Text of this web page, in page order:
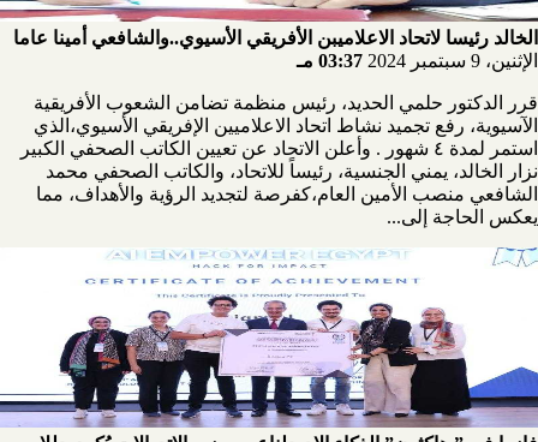
الخالد رئيسا لاتحاد الاعلاميبن الأفريقي الأسيوي..والشافعي أمينا عاما
الإثنين، 9 سبتمبر 2024
03:37 مـ
قرر الدكتور حلمي الحديد، رئيس منظمة تضامن الشعوب الأفريقية
الآسيوية، رفع تجميد نشاط اتحاد الاعلاميين الإفريقي الأسيوي،الذي
استمر لمدة ٤ شهور . وأعلن الاتحاد عن تعيين الكاتب الصحفي الكبير
نزار الخالد، يمني الجنسية، رئيساً للاتحاد، والكاتب الصحفي محمد
الشافعي منصب الأمين العام،كفرصة لتجديد الرؤية والأهداف، مما
يعكس الحاجة إلى...